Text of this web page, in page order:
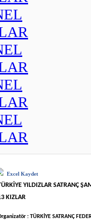
Excel Kaydet
YILDIZLAR SATRANÇ
KIZLAR
: TÜRKİYE SATRANÇ